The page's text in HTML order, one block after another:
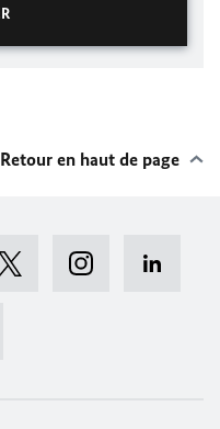
Retour en haut de page